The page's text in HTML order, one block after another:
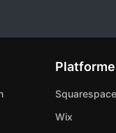
Squarespace
Wix